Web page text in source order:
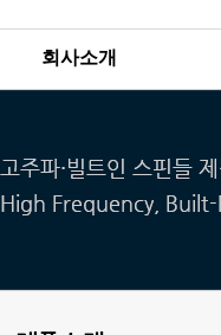
회사소개
분
류